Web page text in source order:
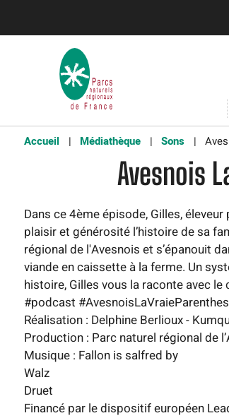
Accueil Médiathèque Sons
Avesnois
Dans ce 4ème épisode, Gilles,
plaisir et générosité l’histoire de sa
régional de l'Avesnois et s’épanouit
viande en caissette à la ferme. Un
histoire, Gilles vous la raconte avec le
#podcast
Réalisation : Delphine Berlioux -
Production : Parc naturel régional de
Musique : Fallon is salfred by
Walz
Druet
Financé par le dispositif européen